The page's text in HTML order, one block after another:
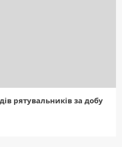
рятувальників за добу